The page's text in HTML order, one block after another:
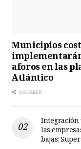
Municipios
aforos en las
Atlántico
0 SHARES
Integración
las
bajas: